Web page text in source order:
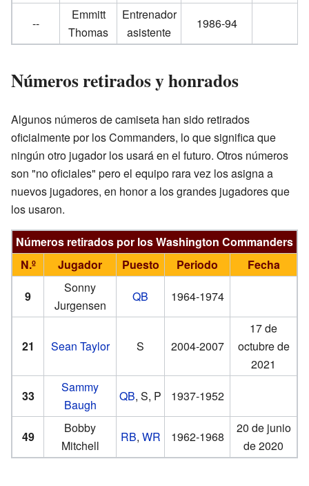
--
Emmitt
Thomas
Entrenador
asistente
1986-94
Números retirados y honrados
Algunos números de camiseta han sido retirados
oficialmente por los Commanders, lo que significa que
ningún otro jugador los usará en el futuro. Otros números
son "no oficiales" pero el equipo rara vez los asigna a
nuevos jugadores, en honor a los grandes jugadores que
los usaron.
Números retirados por los Washington Commanders
N.º
Jugador Puesto Periodo
Fecha
9
Sonny
Jurgensen
QB 1964-1974
21 Sean Taylor S 2004-2007
17 de
octubre de
2021
33
Sammy
Baugh
QB, S, P 1937-1952
49
Bobby
Mitchell
RB, WR 1962-1968
20 de junio
de 2020